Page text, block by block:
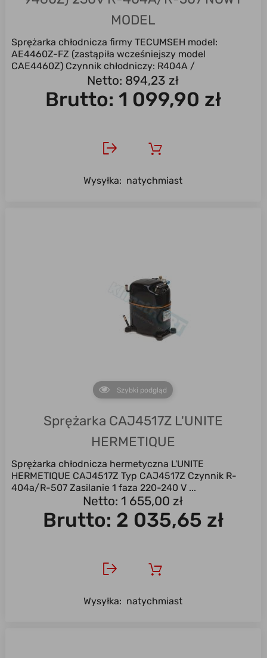
MODEL
Sprężarka chłodnicza firmy TECUMSEH model:
AE4460Z-FZ (zastąpiła wcześniejszy model
CAE4460Z) Czynnik chłodniczy: R404A /
Netto: 894,23 zł
Brutto: 1 099,90 zł
Wysyłka: natychmiast
Szybki podgląd
Sprężarka CAJ4517Z L'UNITE
HERMETIQUE
Sprężarka chłodnicza hermetyczna L'UNITE
HERMETIQUE CAJ4517Z Typ CAJ4517Z Czynnik R-
404a/R-507 Zasilanie 1 faza 220-240 V ...
Netto: 1 655,00 zł
Brutto: 2 035,65 zł
Wysyłka: natychmiast